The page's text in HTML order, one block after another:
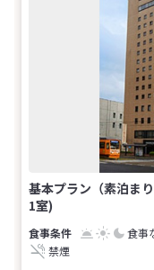
基本プラン（素泊ま
1室)
食事
禁煙